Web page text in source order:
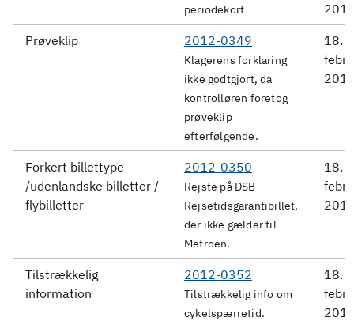
periodekort
Prøveklip
2012-0349
Klagerens forklaring
ikke godtgjort, da
kontrolløren foretog
prøveklip
efterfølgende.
18.
Forkert billettype
/udenlandske billetter /
flybilletter
2012-0350
Rejste på DSB
Rejsetidsgarantibillet,
der ikke gælder til
Metroen.
18.
Tilstrækkelig
information
2012-0352
Tilstrækkelig info om
cykelspærretid.
18.